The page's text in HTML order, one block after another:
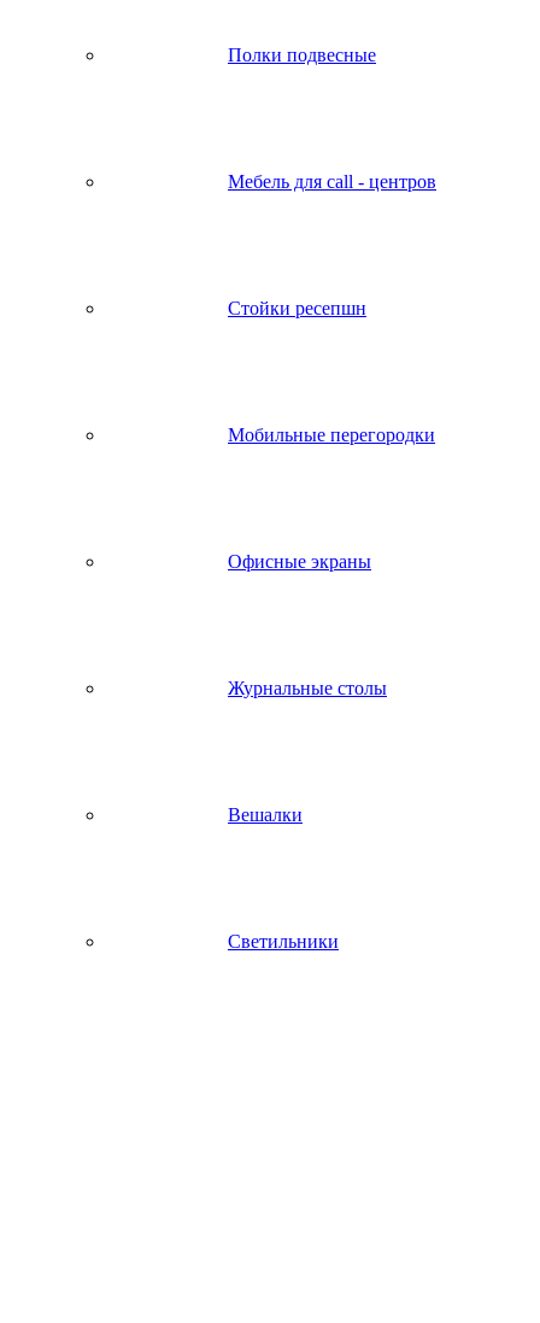
Полки подвесные
Мебель для call - центров
Стойки ресепшн
Мобильные перегородки
Офисные экраны
Журнальные столы
Вешалки
Светильники